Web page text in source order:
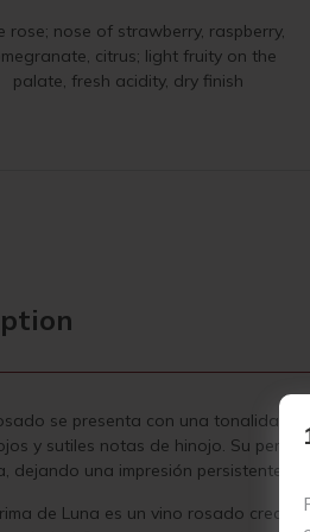
rose; nose of strawberry, raspberry,
citrus; light fruity on the
palate, fresh acidity, dry finish
se presenta con una tonalidad
y sutiles notas de hinojo. Su perfil
dejando una impresión persistente
de Luna es un vino rosado